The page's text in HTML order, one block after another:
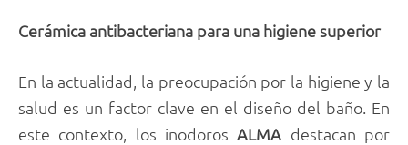
Cerámica antibacteriana para una higiene superior
En la actualidad, la preocupación por la higiene y la
salud es un factor clave en el diseño del baño. En
este contexto, los inodorosALMA destacan por